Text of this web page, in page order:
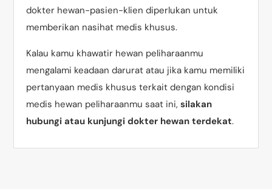
dokter hewan-pasien-klien diperlukan untuk
memberikan nasihat medis khusus.
Kalau kamu khawatir hewan peliharaanmu
mengalami keadaan darurat atau jika kamu memiliki
pertanyaan medis khusus terkait dengan kondisi
medis hewan peliharaanmu saat ini,silakan
hubungi atau kunjungi dokter hewan terdekat.